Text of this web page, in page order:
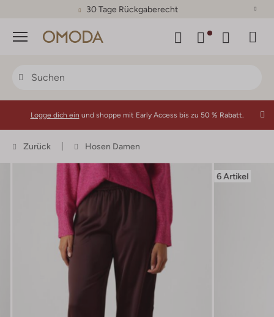
30 Tage Rückgaberecht
Menü
Logge dich ein und shoppe mit Early Access bis zu 50 % Rabatt.
Zurück Hosen Damen
6 Artikel